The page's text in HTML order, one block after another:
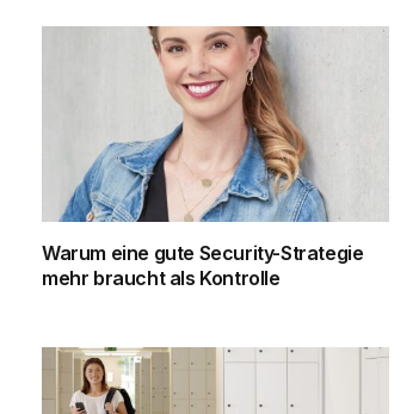
Warum eine gute Security-Strategie
mehr braucht als Kontrolle